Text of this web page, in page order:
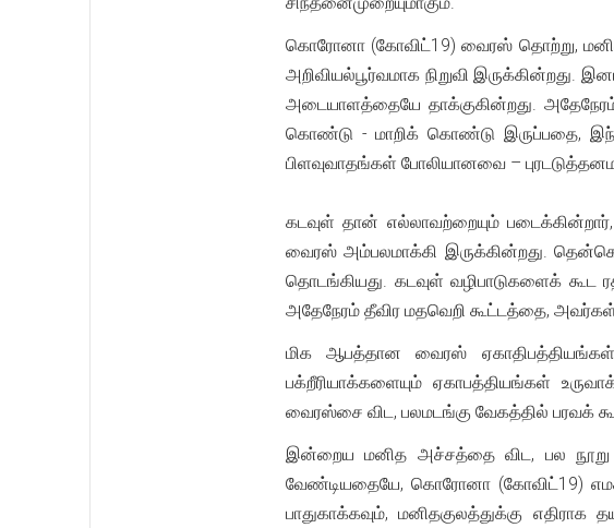
கொரோனா (கோவிட்19) வைரஸ் தொற்று,
அறிவியல்பூர்வமாக நிறுவி இருக்கின்றது.
அடையாளத்தையே தாக்குகின்றது.
கொண்டு - மாறிக் கொண்டு இருப்பதை,
பிளவுவாதங்கள் போலியானவை –
கடவுள் தான் எல்லாவற்றையும்
வைரஸ் அம்பலமாக்கி இருக்கின்றது.
தொடங்கியது. கடவுள் வழிபாடுகளைக் கூட
அதேநேரம் தீவிர மதவெறி கூட்டத்தை, அவர்கள்
மிக ஆபத்தான வைரஸ் ஏகாதிபத்தியங்கள்
பக்றீரியாக்களையும் ஏகாபத்தியங்கள்
வைரஸ்சை விட, பலமடங்கு வேகத்தில் பரவக்
இன்றைய மனித அச்சத்தை விட, பல நூறு
வேண்டியதையே, கொரோனா (கோவிட்19)
பாதுகாக்கவும், மனிதகுலத்துக்கு